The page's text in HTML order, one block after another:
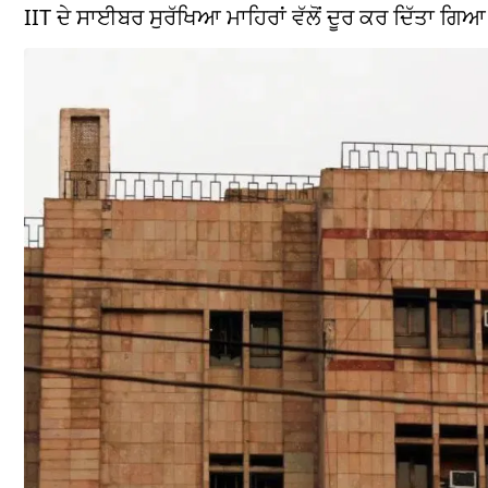
IIT ਦੇ ਸਾਈਬਰ ਸੁਰੱਖਿਆ ਮਾਹਿਰਾਂ ਵੱਲੋਂ ਦੂਰ ਕਰ ਦਿੱਤਾ